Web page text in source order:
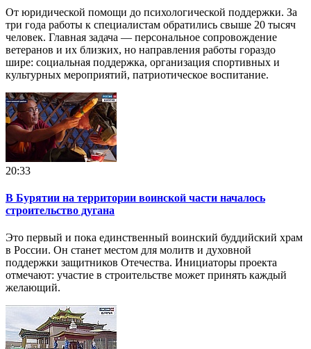
От юридической помощи до психологической поддержки. За
три года работы к специалистам обратились свыше 20 тысяч
человек. Главная задача — персональное сопровождение
ветеранов и их близких, но направления работы гораздо
шире: социальная поддержка, организация спортивных и
культурных мероприятий, патриотическое воспитание.
20:33
В Бурятии на территории воинской части началось
строительство дугана
Это первый и пока единственный воинский буддийский храм
в России. Он станет местом для молитв и духовной
поддержки защитников Отечества. Инициаторы проекта
отмечают: участие в строительстве может принять каждый
желающий.